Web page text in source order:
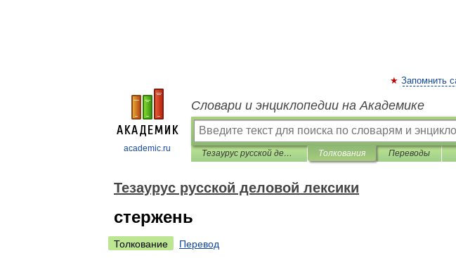
academic.ru
Запомнить
Словари и энциклопедии на Академике
Тезаурус русской деловой лексики Толкования Переводы
Тезаурус русской деловой лексики
стержень
Толкование
Перевод